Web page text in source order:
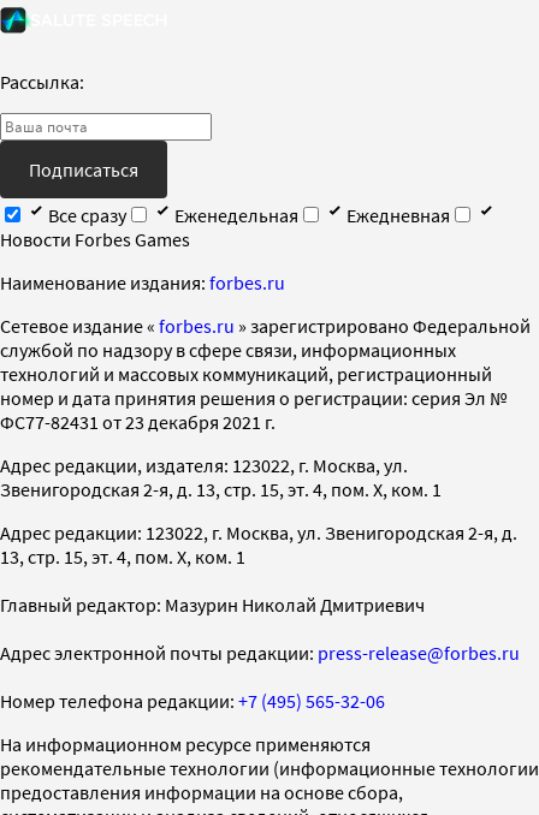
Рассылка:
Подписаться
Все сразу
Еженедельная
Ежедневная
Новости Forbes Games
Наименование издания: forbes.ru
Cетевое издание « forbes.ru » зарегистрировано Федеральной
службой по надзору в сфере связи, информационных
технологий и массовых коммуникаций, регистрационный
номер и дата принятия решения о регистрации: серия Эл №
ФС77-82431 от 23 декабря 2021 г.
Адрес редакции, издателя: 123022, г. Москва, ул.
Звенигородская 2-я, д. 13, стр. 15, эт. 4, пом. X, ком. 1
Адрес редакции: 123022, г. Москва, ул. Звенигородская 2-я, д.
13, стр. 15, эт. 4, пом. X, ком. 1
Главный редактор: Мазурин Николай Дмитриевич
Адрес электронной почты редакции: press-release@forbes.ru
Номер телефона редакции: +7 (495) 565-32-06
На информационном ресурсе применяются
рекомендательные технологии (информационные технологии
предоставления информации на основе сбора,